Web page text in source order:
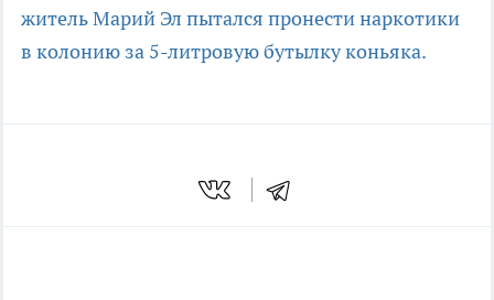
житель Марий Эл пытался пронести наркотики
в колонию за 5-литровую бутылку коньяка.